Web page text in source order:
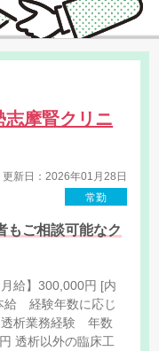
次の30件 >>
摩腎クリニ
更新日：2026年01月28日
常勤
もご相談可能なク
給 経験年数に応じ
透析業務経験 年数
透析以外の臨床工